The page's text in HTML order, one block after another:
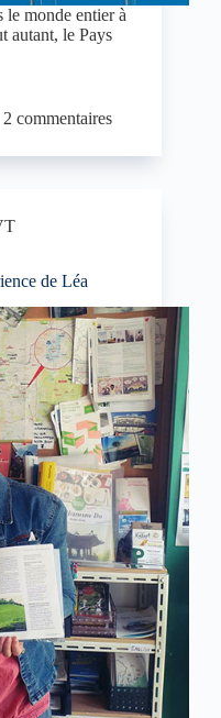
le monde entier à
autant, le Pays
2 commentaires
de Léa